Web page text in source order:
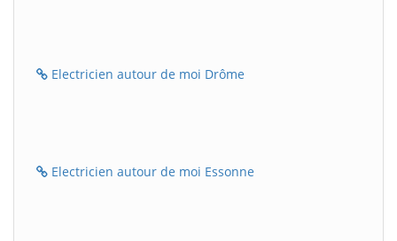
Electricien autour de moi Drôme
Electricien autour de moi Essonne